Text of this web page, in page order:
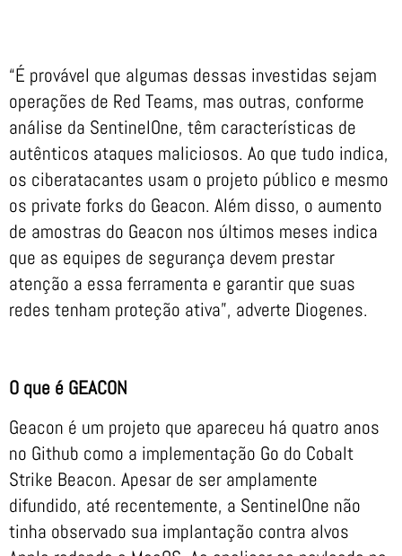
“É provável que algumas dessas investidas sejam
operações de Red Teams, mas outras, conforme
análise da SentinelOne, têm características de
autênticos ataques maliciosos. Ao que tudo indica,
os ciberatacantes usam o projeto público e mesmo
os private forks do Geacon. Além disso, o aumento
de amostras do Geacon nos últimos meses indica
que as equipes de segurança devem prestar
atenção a essa ferramenta e garantir que suas
redes tenham proteção ativa”, adverte Diogenes.
O que é GEACON
Geacon é um projeto que apareceu há quatro anos
no Github como a implementação Go do Cobalt
Strike Beacon. Apesar de ser amplamente
difundido, até recentemente, a SentinelOne não
tinha observado sua implantação contra alvos